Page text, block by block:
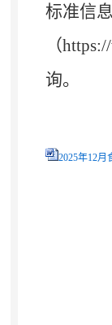
标准信
（
询。
2025年12月